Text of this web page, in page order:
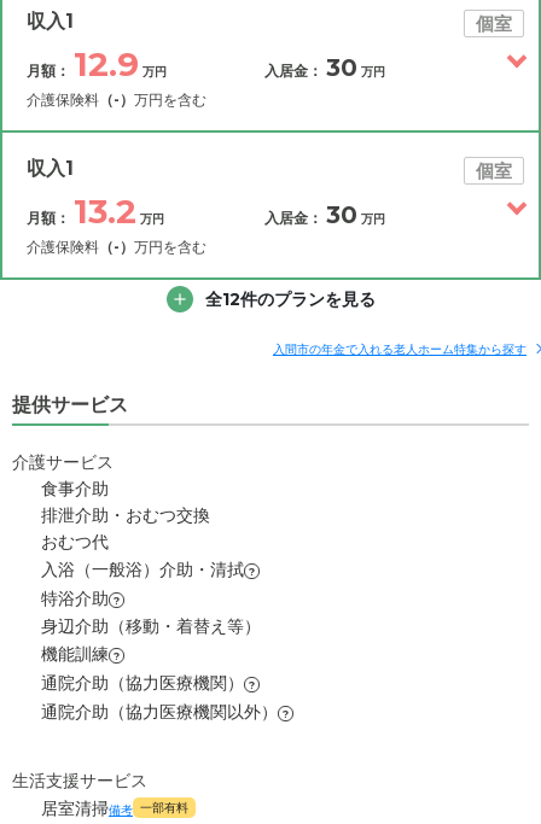
収入1 個室
月額： 12.9 万円
介護保険料 （-） 万円を含む
入居金： 30 万円
月額費用 12.9
6.7
4.9 万円
食費 ?
水道・光熱費
上乗せ介護費 ?
その他
介護保険料
収入1 個室
月額： 13.2 万円
介護保険料 （-） 万円を含む
入居金： 30 万円
入居金
その他費用
補足情報
管理費
食費
水道・光熱費
上乗せ介護費
その他
介護保険料
全12件のプランを見る
入間市の年金で入れる老人ホーム特集から探す
提供サービス
介護サービス
食事介助
排泄介助・おむつ交換
おむつ代
入浴（一般浴）介助・清拭 ?
特浴介助 ?
身辺介助（移動・着替え等）
機能訓練 ?
通院介助（協力医療機関） ?
通院介助（協力医療機関以外） ?
生活支援サービス
居室清掃備考 一部有料